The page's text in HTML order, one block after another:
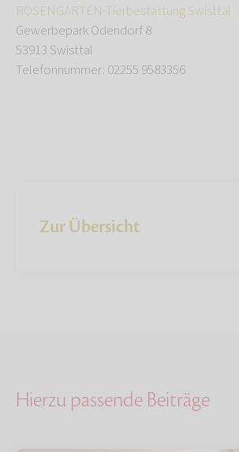
ROSENGARTEN-Tierbestattung Swisttal
Gewerbepark Odendorf 8
53913 Swisttal
Telefonnummer: 02255 9583356
Zur Übersicht
Hierzu passende Beiträge